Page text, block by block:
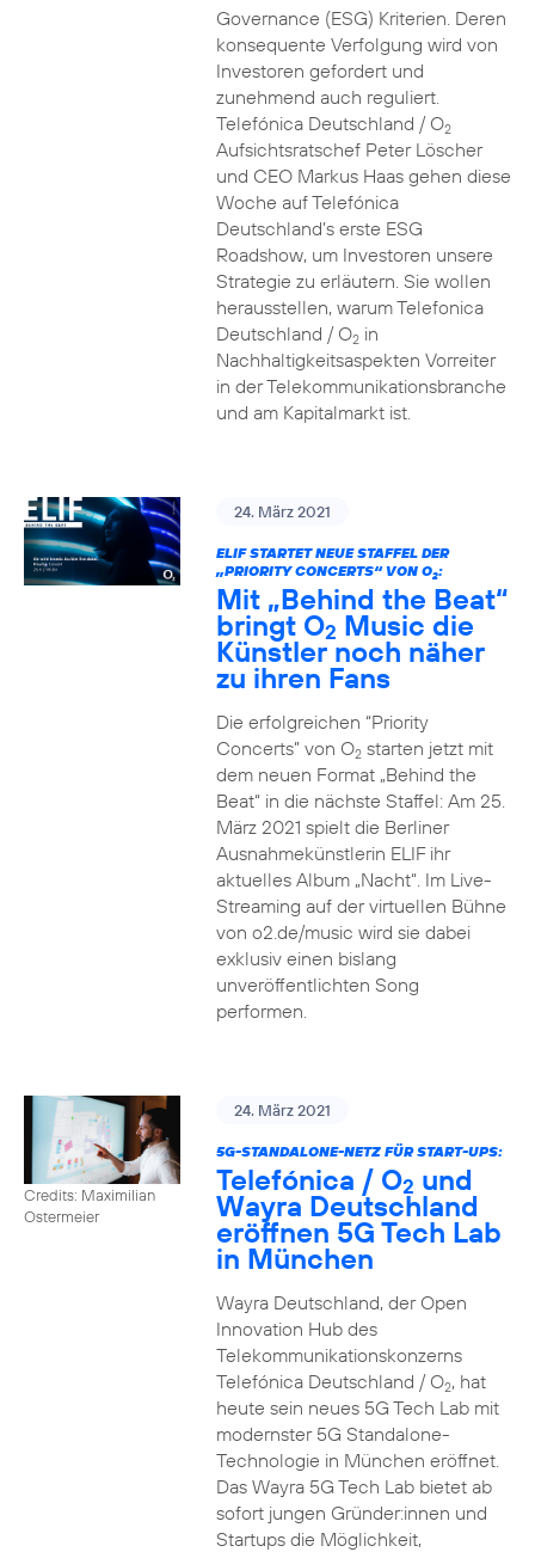
Governance (ESG) Kriterien. Deren
konsequente Verfolgung wird von
Investoren gefordert und
zunehmend auch reguliert.
Telefónica Deutschland / O2
Aufsichtsratschef Peter Löscher
und CEO Markus Haas gehen diese
Woche auf Telefónica
Deutschland’s erste ESG
Roadshow, um Investoren unsere
Strategie zu erläutern. Sie wollen
herausstellen, warum Telefonica
Deutschland / O2in
Nachhaltigkeitsaspekten Vorreiter
in der Telekommunikationsbranche
und am Kapitalmarkt ist.
24. März 2021
ELIF STARTET NEUE STAFFEL DER
„PRIORITY CONCERTS“ VON O2:
Mit „Behind the Beat“
bringt O2 Music die
Künstler noch näher
zu ihren Fans
Die erfolgreichen “Priority
Concerts” von O2starten jetzt mit
dem neuen Format „Behind the
Beat“ in die nächste Staffel: Am 25.
März 2021 spielt die Berliner
Ausnahmekünstlerin ELIF ihr
aktuelles Album „Nacht“. Im Live-
Streaming auf der virtuellen Bühne
von o2.de/music wird sie dabei
exklusiv einen bislang
unveröffentlichten Song
performen.
Credits: Maximilian
Ostermeier
24. März 2021
5G-STANDALONE-NETZ FÜR START-UPS:
Telefónica / O2 und
Wayra Deutschland
eröffnen 5G Tech Lab
in München
Wayra Deutschland, der Open
Innovation Hub des
Telekommunikationskonzerns
Telefónica Deutschland / O2, hat
heute sein neues 5G Tech Lab mit
modernster 5G Standalone-
Technologie in München eröffnet.
Das Wayra 5G Tech Lab bietet ab
sofort jungen Gründer:innen und
Startups die Möglichkeit,